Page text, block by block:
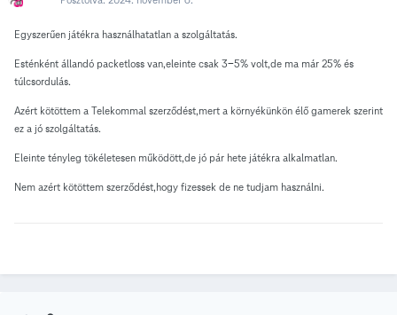
Egyszerűen játékra használhatatlan a szolgáltatás.
Esténként állandó packetloss van,eleinte csak 3-5% volt,de ma már 25% és
túlcsordulás.
Azért kötöttem a Telekommal szerződést,mert a környékünkön élő gamerek szerint
ez a jó szolgáltatás.
Eleinte tényleg tökéletesen működött,de jó pár hete játékra alkalmatlan.
Nem azért kötöttem szerződést,hogy fizessek de ne tudjam használni.